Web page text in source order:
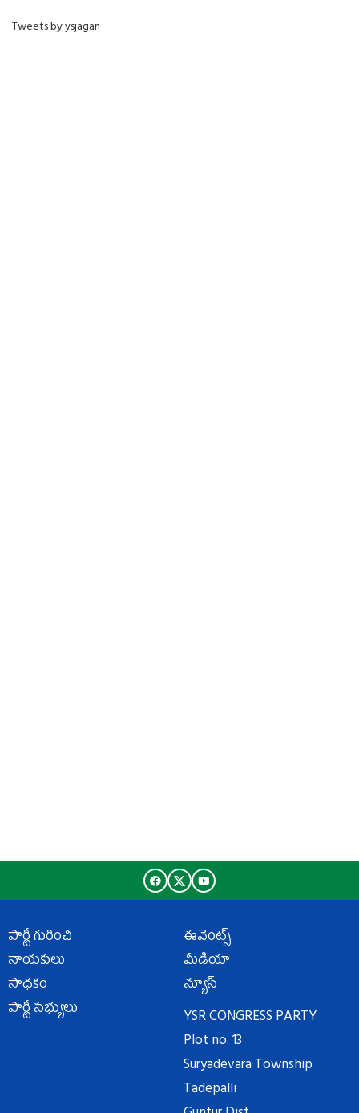
Tweets by ysjagan
పార్టీ గురించి
నాయకులు
సాధకం
పార్టీ సభ్యులు
ఈవెంట్స్
మీడియా
న్యూస్
YSR CONGRESS PARTY
Plot no. 13
Suryadevara Township
Tadepalli